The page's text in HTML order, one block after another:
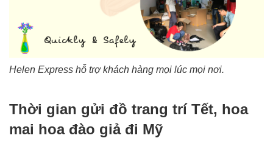
Helen Express hỗ trợ khách hàng mọi lúc mọi nơi.
Thời gian gửi đồ trang trí Tết, hoa
mai hoa đào giả đi Mỹ